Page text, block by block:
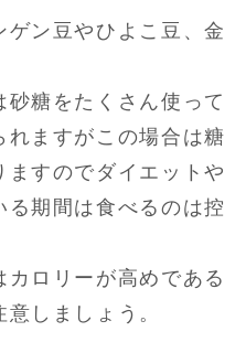
ン豆やひよこ豆、金
砂糖をたくさん使って
ますがこの場合は糖
すのでダイエットや
期間は食べるのは控
カロリーが高めである
しましょう。